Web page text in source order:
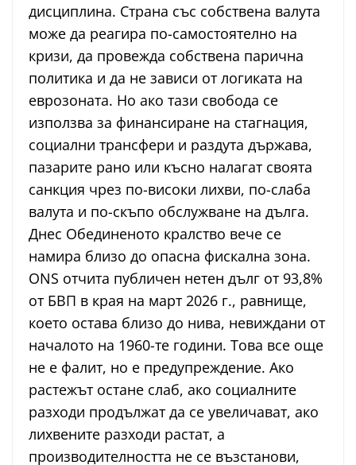
дисциплина. Страна със собствена валута
може да реагира по-самостоятелно на
кризи, да провежда собствена парична
политика и да не зависи от логиката на
еврозоната. Но ако тази свобода се
използва за финансиране на стагнация,
социални трансфери и раздута държава,
пазарите рано или късно налагат своята
санкция чрез по-високи лихви, по-слаба
валута и по-скъпо обслужване на дълга.
Днес Обединеното кралство вече се
намира близо до опасна фискална зона.
ONS отчита публичен нетен дълг от 93,8%
от БВП в края на март 2026 г., равнище,
което остава близо до нива, невиждани от
началото на 1960-те години. Това все още
не е фалит, но е предупреждение. Ако
растежът остане слаб, ако социалните
разходи продължат да се увеличават, ако
лихвените разходи растат, а
производителността не се възстанови,